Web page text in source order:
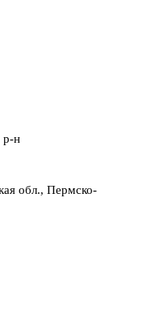
р-н
обл., Пермско-